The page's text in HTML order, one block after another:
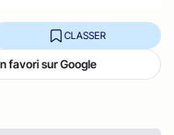
CLASSER
favori sur Google